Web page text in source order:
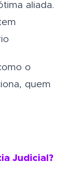
aliada.
o
quem
Judicial?